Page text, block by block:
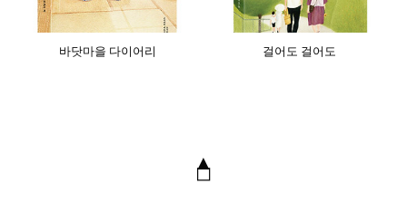
바닷마을 다이어리 걸어도 걸어도
▲
◻︎